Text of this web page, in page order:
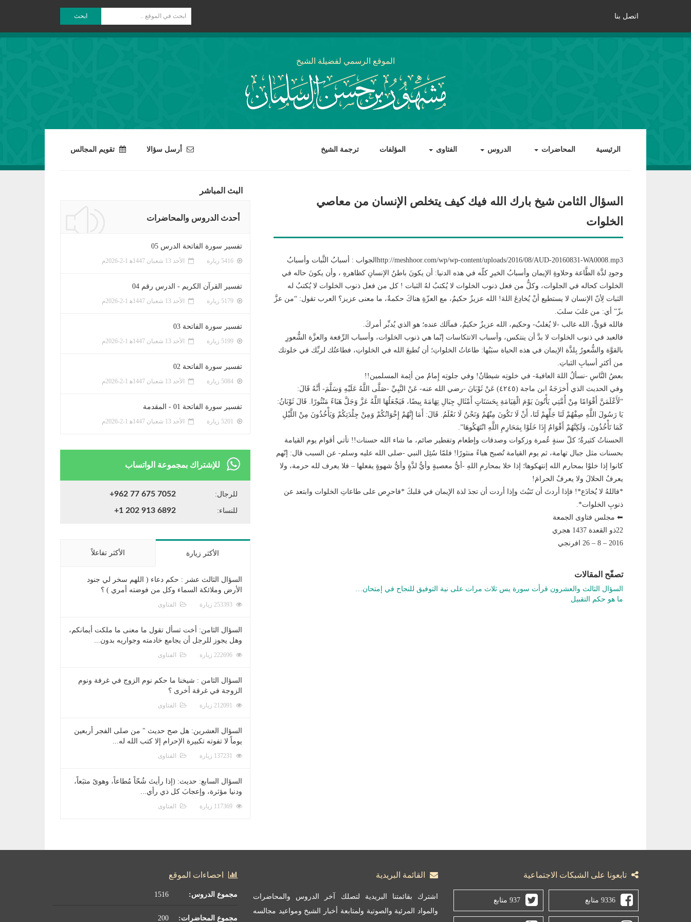
اتصل بنا ابحث
الموقع الرسمي لفضيلة الشيخ
الرئيسية المحاضرات الدروس الفتاوى المؤلفات ترجمة الشيخ أرسل سؤالا تقويم المجالس
السؤال الثامن شيخ بارك الله فيك كيف يتخلص الإنسان من معاصي
الخلوات
http://meshhoor.com/wp/wp-content/uploads/2016/08/AUD-20160831-WA0008.mp3الجواب : أسبابُ الثَّبات وأسبابُ
وجودِ لذَّة الطَّاعة وحلاوةِ الإيمان وأسبابُ الخيرِ كلّه في هذه الدنيا: أن يكونَ باطنُ الإنسانِ كظاهرهِ ، وأن يكونَ حاله في
الخلوات كحاله في الجلوات، وكلُّ من فعل ذنوب الخلوات لا يُكتبُ لهُ الثبات ! كل من فعل ذنوب الخلوات لا يُكتبُ له
الثبات لِأنّ الإنسان لا يستطيع أنْ يُخادِعَ اللهَ! الله عزيزٌ حكيمٌ، مع العزّةِ هناكَ حكمةٌ، ما معنى عزيز؟ العرب تقول: “من عزَّ
بزّ” أي: من غلبَ سلبَ.
فالله قويٌّ، الله غالب -لا يُغلبُ- وحكيم، الله عزيزٌ حكيمٌ، فمآلك عنده؛ هو الذي يُدبِّر أمركَ.
فالعبد في ذنوب الخلوات لا بدَّ أن ينتكس، وأسباب الانتكاسات إنّما هي ذنوب الخلوات، وأسباب الرِّفعة والعزَّة الشُّعورِ
بالقوَّة والشُّعورُ بِلذَّة الإيمان في هذه الحياة سبَبُها: طاعاتُ الخلواتِ؛ أن تُطيعَ الله في الخلواتِ، فطاعتُك لربِّك في خلوتك
من أكثرِ أسبابِ الثباتِ.
بعضُ النَّاسِ -نسألُ اللهَ العافيةَ- في خلوتِه شيطانٌ! وفي جلوتِه إِمامٌ من أئِمة المسلمين!!
وفي الحديث الذي أَخرَجَهُ ابن ماجة (٤٢٤٥) عَنْ ثَوْبَانَ -رضي الله عنه- عَنْ النَّبِيِّ -صَلَّى اللَّهُ عَلَيْهِ وَسَلَّمَ- أَنَّهُ قَالَ:
“لَأَعْلَمَنَّ أَقْوَامًا مِنْ أُمَّتِي يَأْتُونَ يَوْمَ الْقِيَامَةِ بِحَسَنَاتٍ أَمْثَالِ جِبَالِ تِهَامَةَ بِيضًا، فَيَجْعَلُهَا اللَّهُ عَزَّ وَجَلَّ هَبَاءً مَنْثُورًا. قَالَ ثَوْبَانُ:
يَا رَسُولَ اللَّهِ صِفْهُمْ لَنَا جَلِّهِمْ لَنَا، أَنْ لَا نَكُونَ مِنْهُمْ وَنَحْنُ لَا نَعْلَمُ. قَالَ: أَمَا إِنَّهُمْ إِخْوَانُكُمْ وَمِنْ جِلْدَتِكُمْ وَيَأْخُذُونَ مِنْ اللَّيْلِ
كَمَا تَأْخُذُونَ، وَلَكِنَّهُمْ أَقْوَامٌ إِذَا خَلَوْا بِمَحَارِمِ اللَّهِ انْتَهَكُوهَا”.
الحسناتُ كثيرةٌ؛ كلّ سنةٍ عُمرة وزكوات وصدقات وإطعام وتفطير صائم، ما شاء الله حسنات!! تأتي أقوام يوم القيامة
بحسنات مثل جبال تهامة، ثم يوم القيامة تُصبح هباءً منثورًا! فلمّا سُئِل النبي -صلى الله عليه وسلم- عن السبب قال: إنّهم
كانوا إذا خلوْا بمحارم الله إنتهكوها؛ إذا خلا بمحارمِ اللهِ -أيُّ معصيةٍ وأيُّ لذَّةٍ وأيُّ شهوةٍ يفعلها – فلا يعرف لله حرمة، ولا
يعرفُ الحلالَ ولا يعرفُ الحرامَ!
*فاللهُ لا يُخادَع*! فإذا أردتَ أن تَثبُتَ وإذا أردت أن تجدَ لذة الإيمان في قلبكَ *فاحرِص على طاعاتِ الخلوات وابتعد عن
ذنوبِ الخلوات*.
⬅ مجلس فتاوى الجمعة
22ذو القعدة 1437 هجري
2016 – 8 – 26 افرنجي
تصفّح المقالات
السؤال الثالث والعشرون قرأت سورة يس ثلاث مرات على نية التوفيق للنجاح في إمتحان…
ما هو حكم التقبيل
البث المباشر
أحدث الدروس والمحاضرات
تفسير سورة الفاتحة الدرس 05
الأحد 13 شعبان 1447ﻫ 1-2-2026م
تفسير القرآن الكريم - الدرس رقم 04
الأحد 13 شعبان 1447ﻫ 1-2-2026م
تفسير سورة الفاتحة 03
الأحد 13 شعبان 1447ﻫ 1-2-2026م
تفسير سورة الفاتحة 02
الأحد 13 شعبان 1447ﻫ 1-2-2026م
تفسير سورة الفاتحة 01 - المقدمة
الأحد 13 شعبان 1447ﻫ 1-2-2026م
للإشتراك بمجموعة الواتساب
للرجال: +962 77 675 7052
للنساء: +1 202 913 6892
الأكثر زيارة الأكثر تفاعلاً
السؤال الثالث عشر : حكم دعاء ( اللهم سخر لي جنود
الأرض وملائكة السماء وكل من فوضته أمري ) ؟
الفتاوى
السؤال الثامن: أخت تسأل تقول ما معنى ما ملكت أيمانكم،
وهل يجوز للرجل أن يجامع خادمته وجواريه بدون...
الفتاوى
السؤال الثامن : شيخنا ما حكم نوم الزوج في غرفة ونوم
الزوجة في غرفة أخرى ؟
الفتاوى
السؤال العشرين: هل صح حديث " من صلى الفجر أربعين
يوماً لا تفوته تكبيرة الإحرام إلا كتب الله له...
الفتاوى
السؤال السابع: حديث: (إذا رأيتَ شُحّاً مُطاعاً، وهوىً متبَعاً،
ودنيا مؤثرة، وإعجابَ كل ذي رأي...
الفتاوى
تابعونا على الشبكات الاجتماعية
9336 متابع 937 متابع
القائمة البريدية
اشترك بقائمتنا البريدية لتصلك آخر الدروس والمحاضرات
والمواد المرئية والصوتية ولمتابعة أخبار الشيخ ومواعيد مجالسه
احصاءات الموقع
مجموع الدروس:
مجموع المحاضرات: